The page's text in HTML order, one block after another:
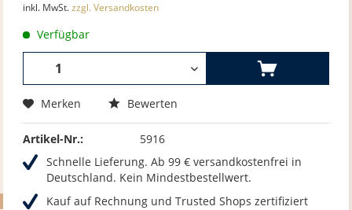
inkl. MwSt.zzgl. Versandkosten
Verfügbar
Merken Bewerten
Artikel-Nr.:
5916
Schnelle Lieferung. Ab 99 € versandkostenfrei in
Deutschland. Kein Mindestbestellwert.
Kauf auf Rechnung und Trusted Shops zertifiziert